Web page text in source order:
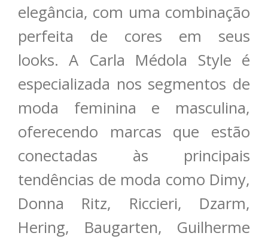
elegância, com uma combinação
perfeita de cores em seus
looks. A Carla Médola Style é
especializada nos segmentos de
moda feminina e masculina,
oferecendo marcas que estão
conectadas às principais
tendências de moda como Dimy,
Donna Ritz, Riccieri, Dzarm,
Hering, Baugarten, Guilherme